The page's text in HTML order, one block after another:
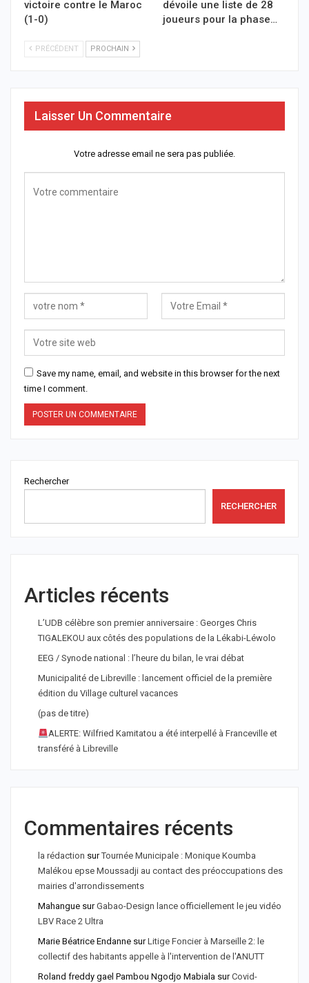
victoire contre le Maroc
(1-0)
dévoile une liste de 28
joueurs pour la phase…
PRÉCÉDENT PROCHAIN
Laisser Un Commentaire
Votre adresse email ne sera pas publiée.
Save my name, email, and website in this browser for the next
time I comment.
Rechercher
RECHERCHER
Articles récents
L’UDB célèbre son premier anniversaire : Georges Chris
TIGALEKOU aux côtés des populations de la Lékabi-Léwolo
EEG / Synode national : l’heure du bilan, le vrai débat
Municipalité de Libreville : lancement officiel de la première
édition du Village culturel vacances
(pas de titre)
ALERTE: Wilfried Kamitatou a été interpellé à Franceville et
transféré à Libreville
Commentaires récents
la rédaction surTournée Municipale : Monique Koumba
Malékou epse Moussadji au contact des préoccupations des
mairies d'arrondissements
Mahangue surGabao-Design lance officiellement le jeu vidéo
LBV Race 2 Ultra
Marie Béatrice Endanne surLitige Foncier à Marseille 2: le
collectif des habitants appelle à l'intervention de l'ANUTT
Roland freddy gael Pambou Ngodjo Mabiala surCovid-